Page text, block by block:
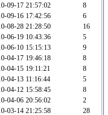
09-17 21:57:02
8
09-16 17:42:56
6
08-28 21:28:50
16
06-19 10:43:36
5
06-10 15:15:13
9
04-17 19:46:18
8
04-15 19:11:21
8
04-13 11:16:44
5
04-12 15:58:45
8
04-06 20:56:02
2
03-14 21:25:58
28